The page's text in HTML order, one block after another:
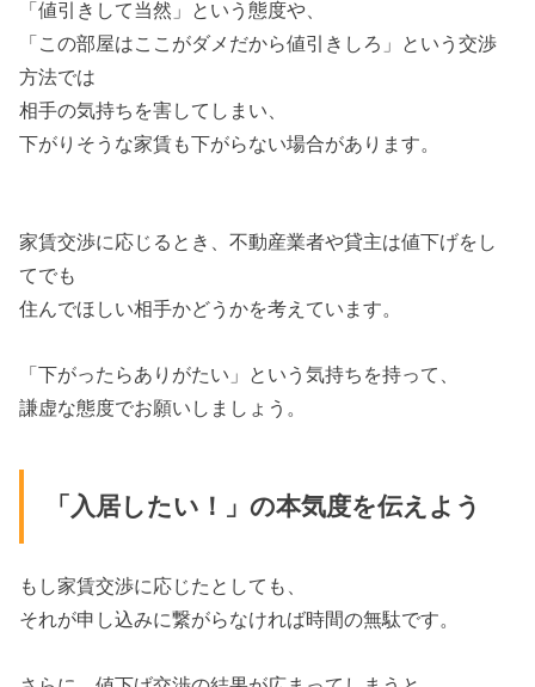
「値引きして当然」という態度や、
「この部屋はここがダメだから値引きしろ」という交渉
方法では
相手の気持ちを害してしまい、
下がりそうな家賃も下がらない場合があります。
家賃交渉に応じるとき、不動産業者や貸主は値下げをし
てでも
住んでほしい相手かどうかを考えています。
「下がったらありがたい」という気持ちを持って、
謙虚な態度でお願いしましょう。
「入居したい！」の本気度を伝えよう
もし家賃交渉に応じたとしても、
それが申し込みに繋がらなければ時間の無駄です。